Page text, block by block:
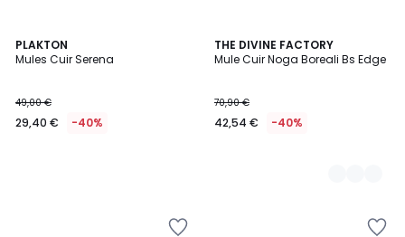
PLAKTON
Mules Cuir Serena
49,00 €
29,40 € -40%
THE DIVINE FACTORY
Mule Cuir Noga Boreali Bs Edge
70,90 €
42,54 € -40%
4
Couleurs